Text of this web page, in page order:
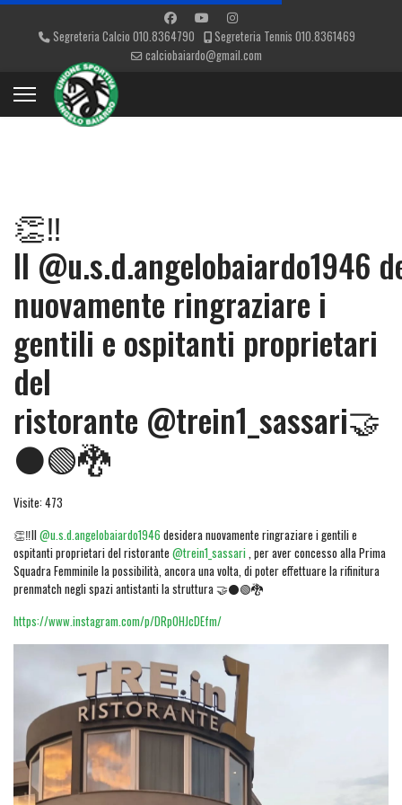
Segreteria Calcio 010.8364790
Segreteria Tennis 010.8361469
calciobaiardo@gmail.com
👏‼️
Il @u.s.d.angelobaiardo1946
nuovamente ringraziare i
gentili e ospitanti proprietari
del
ristorante @trein1_sassari🤝
⚫🟢🐉
Visite: 473
👏‼️Il@u.s.d.angelobaiardo1946 desidera nuovamente ringraziare i gentili e
ospitanti proprietari del ristorante @trein1_sassari, per aver concesso alla Prima
Squadra Femminile la possibilità, ancora una volta, di poter effettuare la rifinitura
prenmatch negli spazi antistanti la struttura 🤝⚫🟢🐉
https://www.instagram.com/p/DRp0HJcDEfm/